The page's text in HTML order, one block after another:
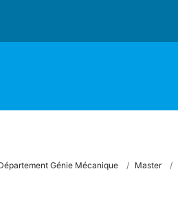
Génie Mécanique Master